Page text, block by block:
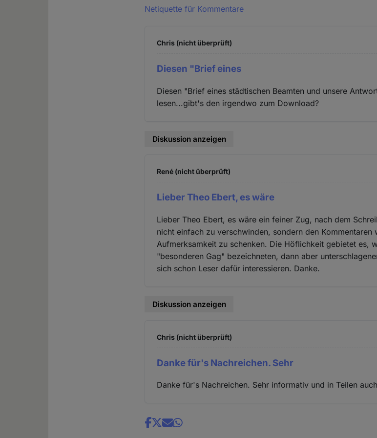
Netiquette für Kommentare
Chris (nicht überprüft)
Diesen "Brief eines
Diesen "Brief eines städtischen Beamten und unsere
lesen...gibt's den irgendwo zum Download?
Diskussion anzeigen
René (nicht überprüft)
Lieber Theo Ebert, es wäre
Lieber Theo Ebert, es wäre ein feiner Zug, nach dem
nicht einfach zu verschwinden, sondern den Kommentaren
Aufmerksamkeit zu schenken. Die Höflichkeit gebietet es,
"besonderen Gag" bezeichneten, dann aber
sich schon Leser dafür interessieren. Danke.
Diskussion anzeigen
Chris (nicht überprüft)
Danke für's Nachreichen. Sehr
Danke für's Nachreichen. Sehr informativ und in Teilen
Share